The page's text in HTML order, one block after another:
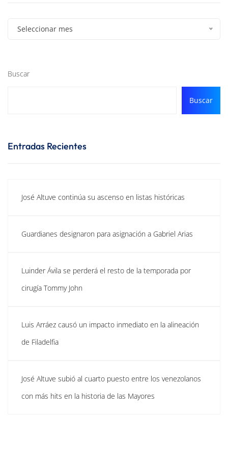
Seleccionar mes
Buscar
Buscar
Entradas Recientes
José Altuve continúa su ascenso en listas históricas
Guardianes designaron para asignación a Gabriel Arias
Luinder Ávila se perderá el resto de la temporada por
cirugía Tommy John
Luis Arráez causó un impacto inmediato en la alineación
de Filadelfia
José Altuve subió al cuarto puesto entre los venezolanos
con más hits en la historia de las Mayores